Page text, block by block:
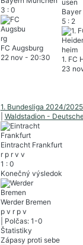
3 : 0
FC Augsburg
22 nov - 20:30
5 : 2
1. FC
23
1. Bundesliga 2024/
Waldstadion -
Eintracht Frankfurt
r p r v v
1 : 0
Konečný výsledok
Werder Bremen
p v r p v
Polčas: 1-0
Štatistiky
Zápasy proti sebe